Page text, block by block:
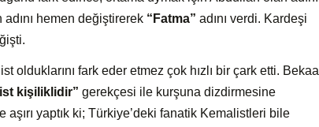
adını hemen değiştirerek “Fatma” adını verdi. Kardeşi
olduklarını fark eder etmez çok hızlı bir çark etti. Bekaa
kişiliklidir” gerekçesi ile kurşuna dizdirmesine
yaptık ki; Türkiye’deki fanatik Kemalistleri bile